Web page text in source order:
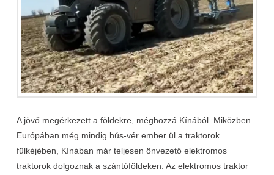
A jövő megérkezett a földekre, méghozzá Kínából. Miközben
Európában még mindig hús-vér ember ül a traktorok
fülkéjében, Kínában már teljesen önvezető elektromos
traktorok dolgoznak a szántóföldeken. Az elektromos traktor